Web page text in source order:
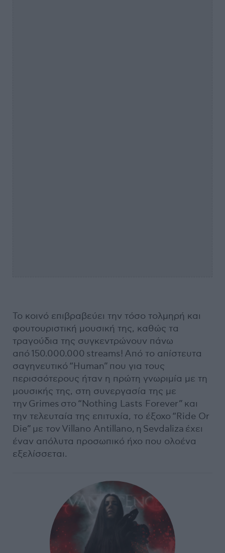
Το κοινό επιβραβεύει την τόσο τολμηρή και
φουτουριστική μουσική της, καθώς τα
τραγούδια της συγκεντρώνουν πάνω
από 150.000.000 streams! Από το απίστευτα
σαγηνευτικό “Human” που για τους
περισσότερους ήταν η πρώτη γνωριμία με τη
μουσικής της, στη συνεργασία της με
την Grimes στο “Nothing Lasts Forever” και
την τελευταία της επιτυχία, το έξοχο “Ride Or
Die” με τον Villano Antillano, η Sevdaliza έχει
έναν απόλυτα προσωπικό ήχο που ολοένα
εξελίσσεται.